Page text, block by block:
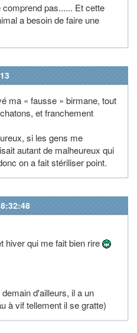
pas...... Et cette
a besoin de faire une
ma « fausse » birmane, tout
et franchement
si les gens me
autant de malheureux qui
on a fait stériliser point.
hiver qui me fait bien rire
d'ailleurs, il a un
à vif tellement il se gratte)